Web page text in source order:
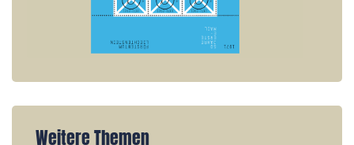
Weitere Themen